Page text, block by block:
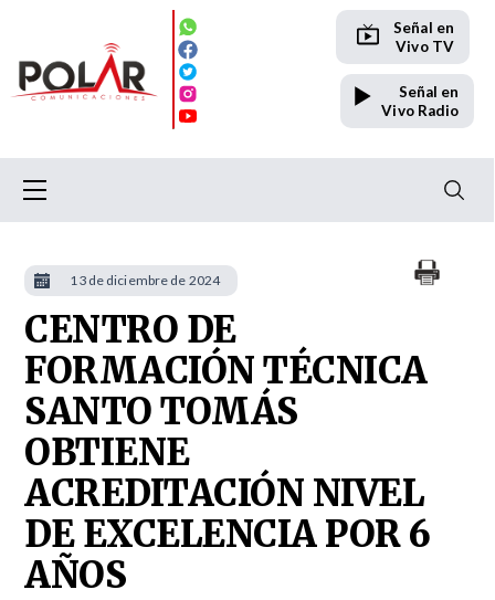
Señal en
Vivo TV
Señal en
Vivo Radio
CENTRO DE
FORMACIÓN TÉCNICA
SANTO TOMÁS
OBTIENE
ACREDITACIÓN NIVEL
DE EXCELENCIA POR 6
AÑOS
13 de diciembre de 2024